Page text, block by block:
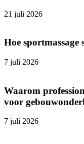
21 juli 2026
Hoe sportmassage
7 juli 2026
Waarom
voor
7 juli 2026